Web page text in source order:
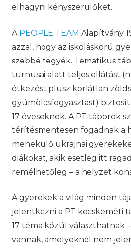
elhagyni kényszerülőket.
A PEOPLE TEAM Alapítvány
azzal, hogy az iskoláskorú
szebbé tegyék. Tematikus
turnusai alatt teljes ellátást
étkezést plusz korlátlan
gyümölcsfogyasztást)
17 éveseknek. A PT-táborok
térítésmentesen fogadnak a
menekülő ukrajnai
diákokat, akik esetleg itt
remélhetőleg – a helyzet
A gyerekek a világ minden
jelentkezni a PT kecskeméti
17 téma közül választhatnak
vannak, amelyeknél nem